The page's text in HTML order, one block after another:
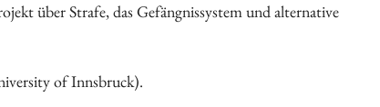
über Strafe, das Gefängnissystem und alternative
of Innsbruck).